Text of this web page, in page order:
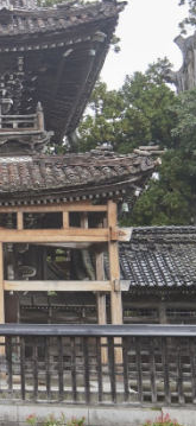
Official
Pen tw